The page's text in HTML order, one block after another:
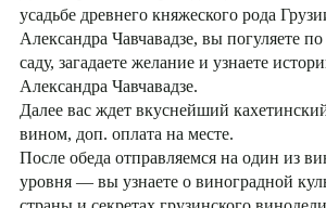
усадьбе древнего княжеского рода
Александра Чавчавадзе, вы погуляете
саду, загадаете желание и узнаете
Александра Чавчавадзе.
Далее вас ждет вкуснейший
вином, доп. оплата на месте.
После обеда отправляемся на один из
уровня — вы узнаете о виноградной